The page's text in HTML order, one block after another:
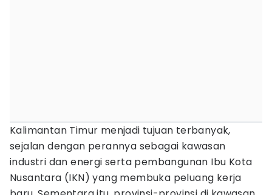
Kalimantan Timur menjadi tujuan terbanyak,
sejalan dengan perannya sebagai kawasan
industri dan energi serta pembangunan Ibu Kota
Nusantara (IKN) yang membuka peluang kerja